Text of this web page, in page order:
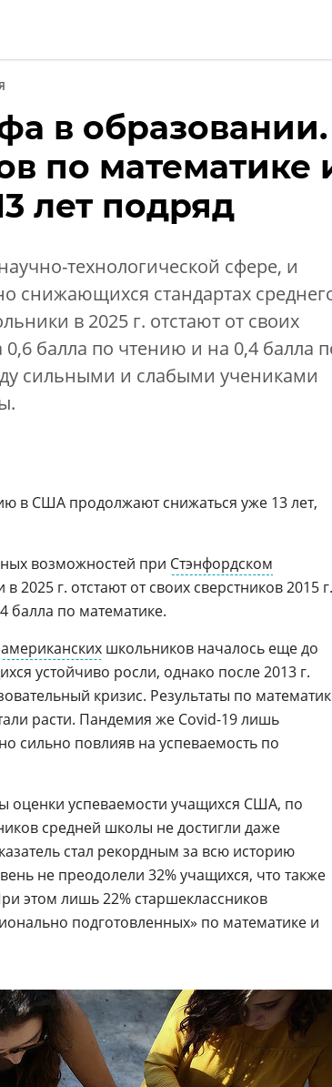
в образовании.
по математике
лет подряд
технологической сфере, и
снижающихся стандартах
в 2025 г. отстают от своих
балла по чтению и на 0,4 балла
сильными и слабыми учениками
в США продолжают снижаться уже 13 лет,
возможностей при Стэнфордском
2025 г. отстают от своих сверстников 2015 г.
балла по математике.
американских школьников началось еще до
устойчиво росли, однако после 2013 г.
кризис. Результаты по
расти. Пандемия же Covid-19 лишь
сильно повлияв на успеваемость по
оценки успеваемости учащихся США, по
средней школы не достигли даже
стал рекордным за всю историю
не преодолели 32% учащихся, что также
этом лишь 22% старшеклассников
подготовленных» по математике и